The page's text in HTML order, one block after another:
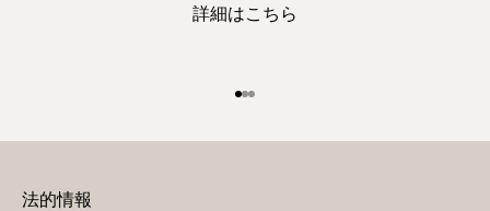
詳細はこちら
項目1へ
項目2へ
項目3へ
法的情報